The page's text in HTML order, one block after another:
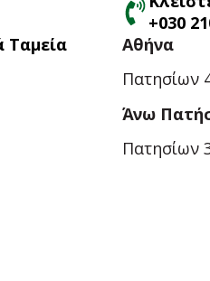
Ταμεία
+030
Αθήνα
Πατησίων
Άνω
Πατησίων